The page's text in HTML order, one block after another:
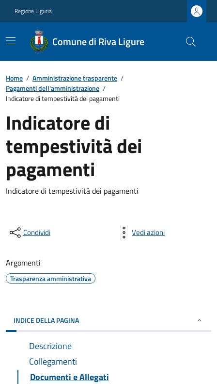
Regione Liguria
Comune di Riva Ligure
Home / Amministrazione trasparente /
Pagamenti dell'amministrazione /
Indicatore di tempestività dei pagamenti
Indicatore di
tempestività dei
pagamenti
Indicatore di tempestività dei pagamenti
Condividi Vedi azioni
Argomenti
Trasparenza amministrativa
INDICE DELLA PAGINA
Descrizione
Collegamenti
Documenti e Allegati